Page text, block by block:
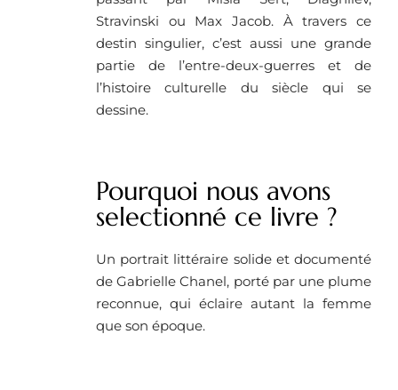
Stravinski ou Max Jacob. À travers ce
destin singulier, c’est aussi une grande
partie de l’entre-deux-guerres et de
l’histoire culturelle du siècle qui se
dessine.
Pourquoi nous avons
selectionné ce livre ? ​
Un portrait littéraire solide et documenté
de Gabrielle Chanel, porté par une plume
reconnue, qui éclaire autant la femme
que son époque.